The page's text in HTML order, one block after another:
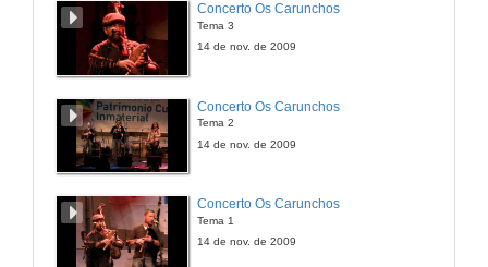
Concerto Os Carunchos
Tema 3
14 de nov. de 2009
Concerto Os Carunchos
Tema 2
14 de nov. de 2009
Concerto Os Carunchos
Tema 1
14 de nov. de 2009